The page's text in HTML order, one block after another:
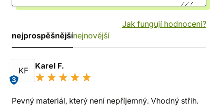
Jak fungují hodnocení?
nejprospěšnějšínejnovější
KF
3
Karel F.
Pevný materiál, který není nepříjemný. Vhodný střih.